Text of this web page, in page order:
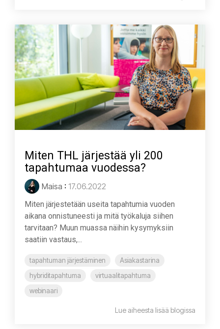
Miten THL järjestää yli 200
tapahtumaa vuodessa?
Maisa : 17.06.2022
Miten järjestetään useita tapahtumia vuoden
aikana onnistuneesti ja mitä työkaluja siihen
tarvitaan? Muun muassa näihin kysymyksiin
saatiin vastaus,...
tapahtuman järjestäminen
Asiakastarina
hybriditapahtuma
virtuaalitapahtuma
webinaari
Lue aiheesta lisää blogissa